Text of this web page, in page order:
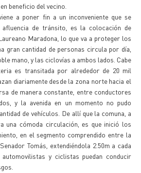
beneficio del vecino.
a poner fin a un inconveniente que se
de tránsito, es la colocación de
Maradona, lo que va a proteger los
gran cantidad de personas circula por día,
mano, y las ciclovías a ambos lados. Cabe
es transitada por alrededor de 20 mil
diariamente desde la zona norte hacia el
de manera constante, entre conductores
y la avenida en un momento no pudo
de vehículos. De allí que la comuna, a
una cómoda circulación, es que inició los
en el segmento comprendido entre la
Tomás, extendiéndola 2.50m a cada
y ciclistas puedan conducir